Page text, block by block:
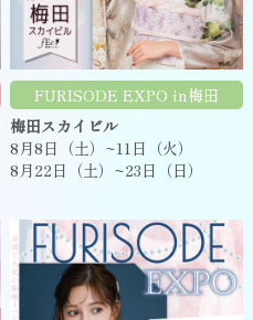
FURISODE EXPO in梅田
梅田スカイビル
8月8日（土）~11日（火）
8月22日（土）~23日（日）